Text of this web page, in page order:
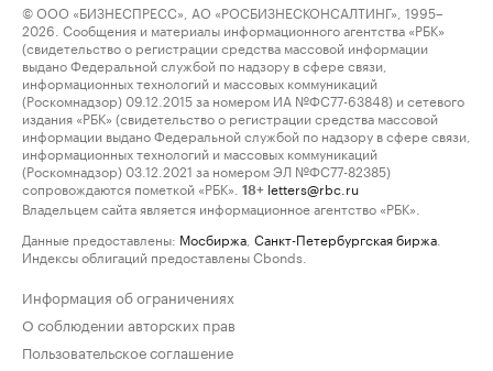
© ООО «БИЗНЕСПРЕСС», АО «РОСБИЗНЕСКОНСАЛТИНГ», 1995–
2026. Сообщения и материалы информационного агентства «РБК»
(свидетельство о регистрации средства массовой информации
выдано Федеральной службой по надзору в сфере связи,
информационных технологий и массовых коммуникаций
(Роскомнадзор) 09.12.2015 за номером ИА №ФС77-63848) и сетевого
издания «РБК» (свидетельство о регистрации средства массовой
информации выдано Федеральной службой по надзору в сфере связи,
информационных технологий и массовых коммуникаций
(Роскомнадзор) 03.12.2021 за номером ЭЛ №ФС77-82385)
сопровождаются пометкой «РБК».
18+ letters@rbc.ru
Владельцем сайта является информационное агентство «РБК».
Данные предоставлены: Мосбиржа Санкт-Петербургская биржа
Индексы облигаций предоставлены Cbonds.
Информация об ограничениях
О соблюдении авторских прав
Пользовательское соглашение